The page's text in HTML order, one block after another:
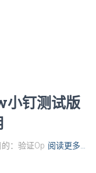
小钉测试版
：验证Op 阅读更多…